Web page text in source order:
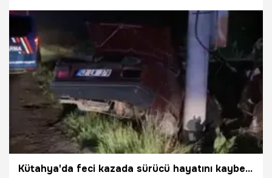
23.04.2026 Bursa
Kütahya'da feci kazada sürücü hayatını kaybetti